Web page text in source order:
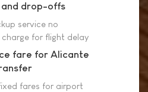
drop-offs
service no
for flight delay
fare for Alicante
fares for airport